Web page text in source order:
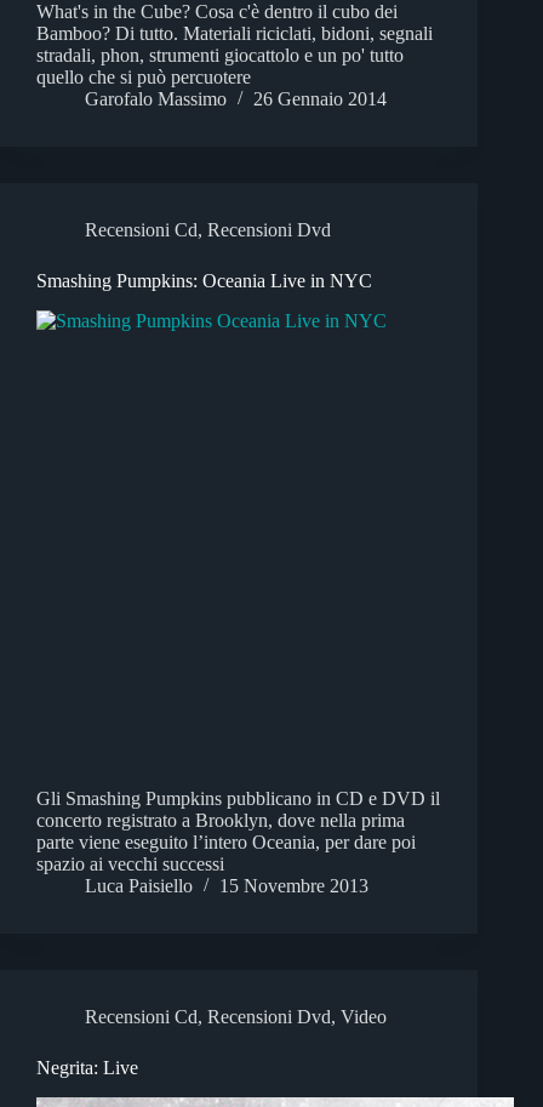
What's in the Cube? Cosa c'è dentro il cubo dei
Bamboo? Di tutto. Materiali riciclati, bidoni, segnali
stradali, phon, strumenti giocattolo e un po' tutto
quello che si può percuotere
Garofalo Massimo
26 Gennaio 2014
Recensioni Cd, Recensioni Dvd
Smashing Pumpkins: Oceania Live in NYC
Gli Smashing Pumpkins pubblicano in CD e DVD il
concerto registrato a Brooklyn, dove nella prima
parte viene eseguito l’intero Oceania, per dare poi
spazio ai vecchi successi
Luca Paisiello
15 Novembre 2013
Recensioni Cd, Recensioni Dvd, Video
Negrita: Live